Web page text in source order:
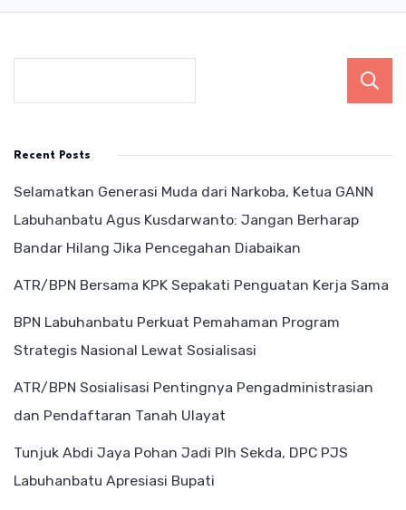
Recent Posts
Selamatkan Generasi Muda dari Narkoba, Ketua GANN
Labuhanbatu Agus Kusdarwanto: Jangan Berharap
Bandar Hilang Jika Pencegahan Diabaikan
ATR/BPN Bersama KPK Sepakati Penguatan Kerja Sama
BPN Labuhanbatu Perkuat Pemahaman Program
Strategis Nasional Lewat Sosialisasi
ATR/BPN Sosialisasi Pentingnya Pengadministrasian
dan Pendaftaran Tanah Ulayat
Tunjuk Abdi Jaya Pohan Jadi Plh Sekda, DPC PJS
Labuhanbatu Apresiasi Bupati